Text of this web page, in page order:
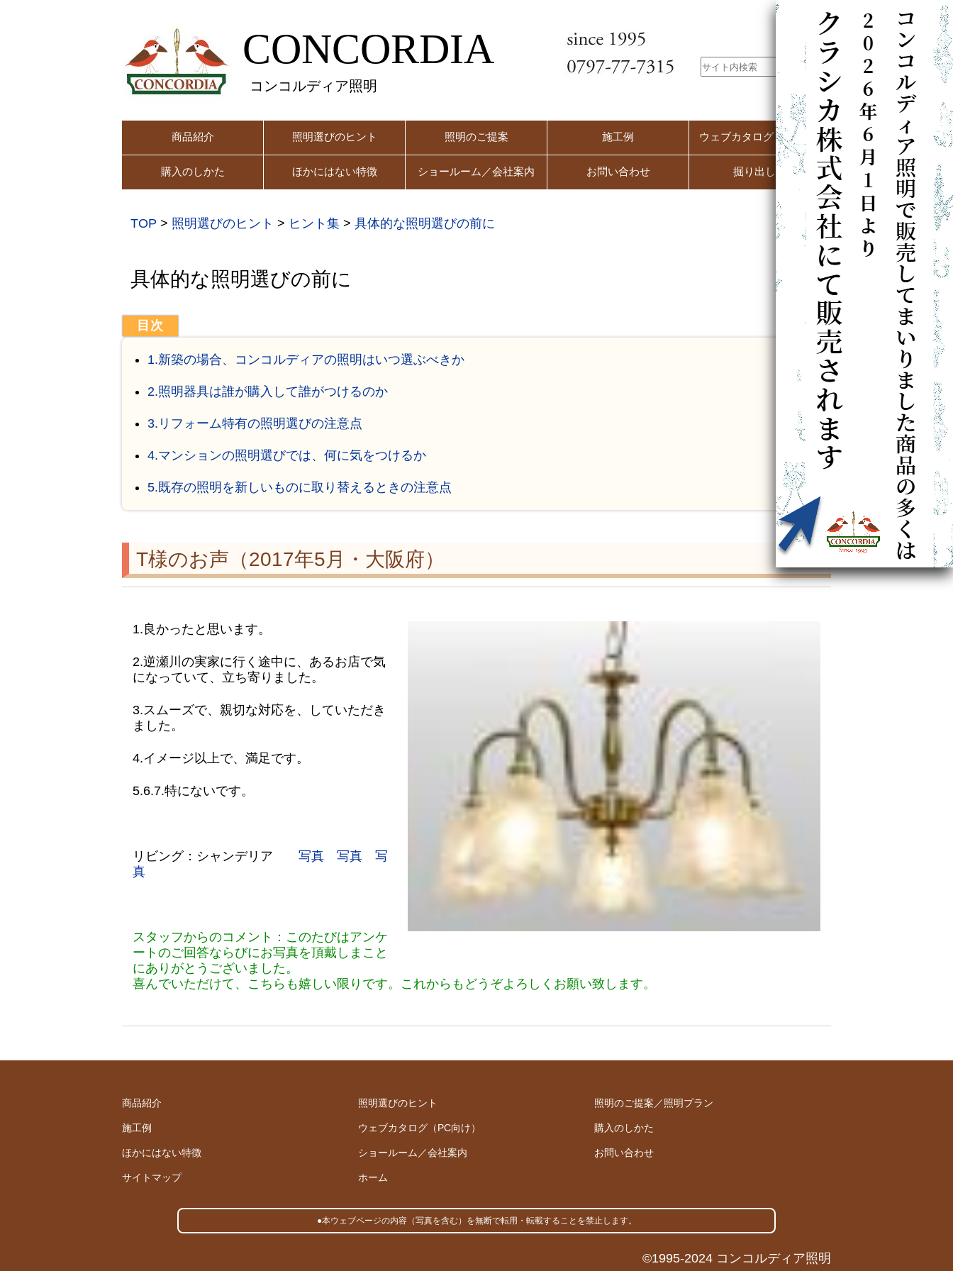
CONCORDIA
コンコルディア照明
商品紹介 照明選びのヒント 照明のご提案 施工例 ウェブカタログ（PC用）
購入のしかた ほかにはない特徴 ショールーム／会社案内 お問い合わせ 掘り出し市
TOP > 照明選びのヒント > ヒント集 > 具体的な照明選びの前に
具体的な照明選びの前に
1.新築の場合、コンコルディアの照明はいつ選ぶべきか
2.照明器具は誰が購入して誰がつけるのか
3.リフォーム特有の照明選びの注意点
4.マンションの照明選びでは、何に気をつけるか
5.既存の照明を新しいものに取り替えるときの注意点
T様のお声（2017年5月・大阪府）
1.良かったと思います。
2.逆瀬川の実家に行く途中に、あるお店で気
になっていて、立ち寄りました。
3.スムーズで、親切な対応を、していただき
ました。
4.イメージ以上で、満足です。
5.6.7.特にないです。
リビング：シャンデリア 写真 写真
写
真
スタッフからのコメント：このたびはアンケ
ートのご回答ならびにお写真を頂戴しまこと
にありがとうございました。
喜んでいただけて、こちらも嬉しい限りです。これからもどうぞよろしくお願い致します。
商品紹介 照明選びのヒント 照明のご提案／照明プラン
施工例 ウェブカタログ（PC向け） 購入のしかた
ほかにはない特徴 ショールーム／会社案内 お問い合わせ
サイトマップ ホーム
●本ウェブページの内容（写真を含む）を無断で転用・転載することを禁止します。
©1995-2024 コンコルディア照明